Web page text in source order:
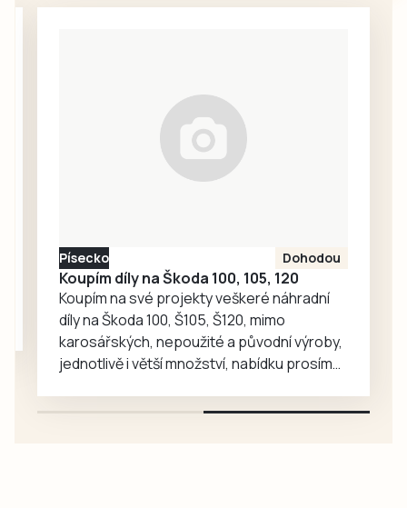
Písecko Dohodou
Koupím díly na Škoda 100, 105, 120
Koupím na své projekty veškeré náhradní
díly na Škoda 100, Š105, Š120, mimo
karosářských, nepoužité a původní výroby,
jednotlivě i větší množství, nabídku prosím